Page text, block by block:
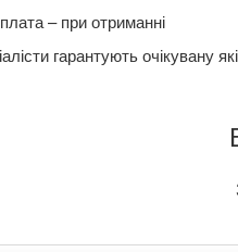
– при отриманні
гарантують очікувану